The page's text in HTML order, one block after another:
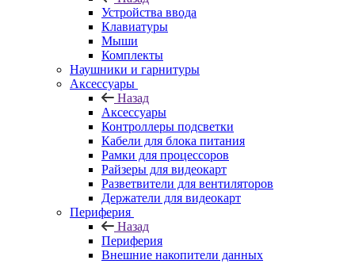
Устройства ввода
Клавиатуры
Мыши
Комплекты
Наушники и гарнитуры
Аксессуары
Назад
Аксессуары
Контроллеры подсветки
Кабели для блока питания
Рамки для процессоров
Райзеры для видеокарт
Разветвители для вентиляторов
Держатели для видеокарт
Периферия
Назад
Периферия
Внешние накопители данных